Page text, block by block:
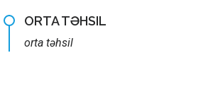
ORTA TƏHSIL
orta təhsil